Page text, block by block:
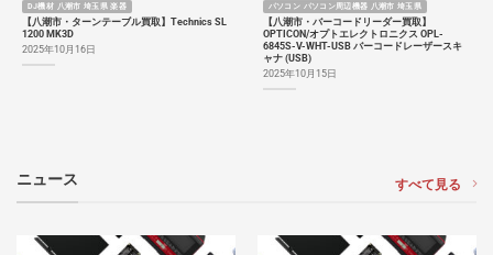
DJ機材 八潮市 埼玉県 楽器
【八潮市・ターンテーブル買取】Technics SL
1200 MK3D
2025年10月16日
パソコン パソコン周辺機器 八潮市 埼玉県
【八潮市・バーコードリーダー買取】
OPTICON/オプトエレクトロニクス OPL-
6845S-V-WHT-USB バーコードレーザースキ
ャナ (USB)
2025年10月15日
ニュース すべて見る